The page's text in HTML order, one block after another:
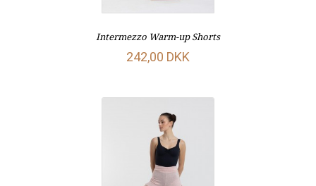
Intermezzo Warm-up Shorts
242,00 DKK